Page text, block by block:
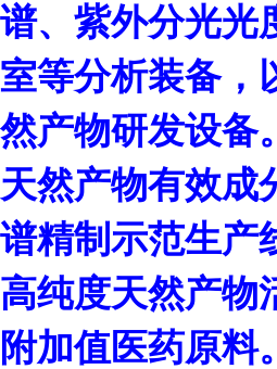
谱、紫外分光光
室等分析装备，
然产物研发设备
天然产物有效成
谱精制示范生产
高纯度天然产物
附加值医药原料